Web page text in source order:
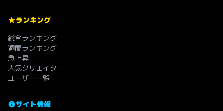
ランキング
総合ランキング
週間ランキング
急上昇
人気クリエイター
ユーザー一覧
サイト情報